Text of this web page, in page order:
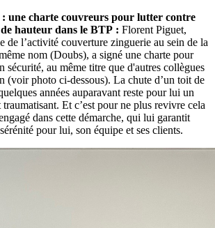
: une charte couvreurs pour lutter contre
de hauteur dans le BTP : Florent Piguet,
de l’activité couverture zinguerie au sein de la
nom (Doubs), a signé une charte pour
sécurité, au même titre que d'autres collègues
(voir photo ci-dessous). La chute d’un toit de
années auparavant reste pour lui un
traumatisant. Et c’est pour ne plus revivre cela
dans cette démarche, qui lui garantit
pour lui, son équipe et ses clients.